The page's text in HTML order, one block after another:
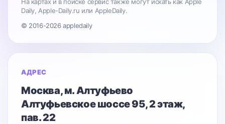
Daily, Apple-Daily.ru или AppleDaily.
© 2016-2026 appledaily
АДРЕС
Москва, м. Алтуфьево
Алтуфьевское шоссе 95, 2 этаж,
пав. 22